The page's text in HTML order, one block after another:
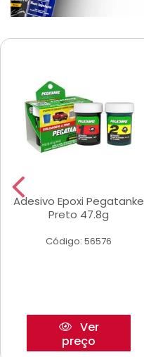
Adesivo Epoxi Pegatanke
Preto 47.8g
Código: 56576
Ver
preço